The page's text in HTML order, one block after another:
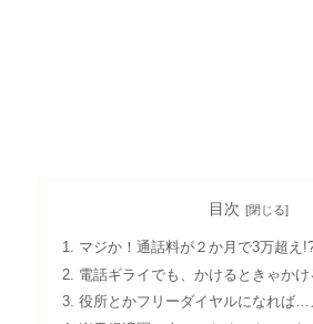
目次
マジか！通話料が２か月で3万超え
電話ギライでも、かけるときゃかけ
役所とかフリーダイヤルになれば…